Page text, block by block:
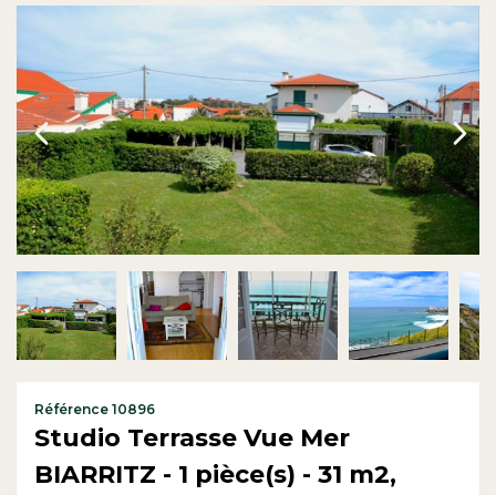
Estimer
Biens vendus
Notre Agence
Contact
Référence 10896
Studio Terrasse Vue Mer
BIARRITZ - 1 pièce(s) - 31 m2,